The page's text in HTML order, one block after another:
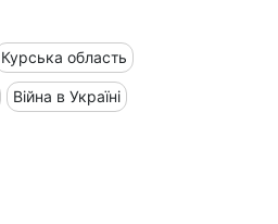
Курська область
Війна в Україні